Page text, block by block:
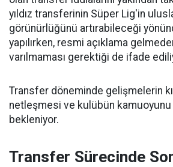
yıldız transferinin Süper Lig'in
görünürlüğünü artırabileceği
yapılırken, resmi açıklama
varılmaması gerektiği de ifade
Transfer döneminde gelişmelerin
netleşmesi ve kulübün
bekleniyor.
Transfer Sürecinde